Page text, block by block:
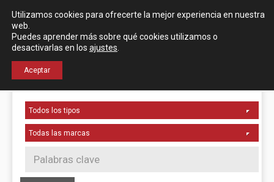
Localización Español English
Utilizamos cookies para ofrecerte la mejor experiencia en nuestra
web.
Puedes aprender más sobre qué cookies utilizamos o
desactivarlas en los ajustes
Aceptar